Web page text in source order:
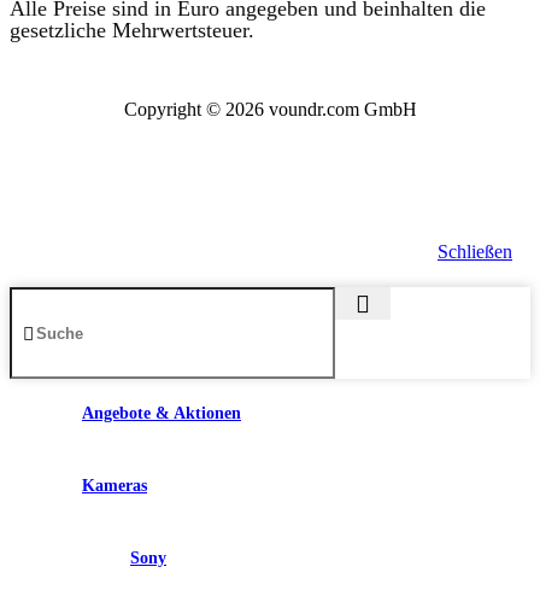
Alle Preise sind in Euro angegeben und beinhalten die
gesetzliche Mehrwertsteuer.
Copyright © 2026 voundr.com GmbH
Schließen
Angebote & Aktionen
Kameras
Sony